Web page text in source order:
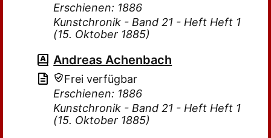
Erschienen: 1886
Kunstchronik - Band 21 - Heft Heft 1
(15. Oktober 1885)
Andreas Achenbach
Frei verfügbar
Erschienen: 1886
Kunstchronik - Band 21 - Heft Heft 1
(15. Oktober 1885)